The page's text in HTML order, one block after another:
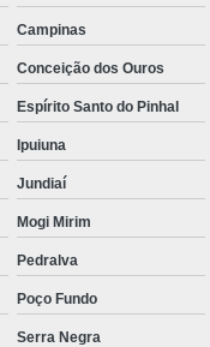
Campinas
Conceição dos Ouros
Espírito Santo do Pinhal
Ipuiuna
Jundiaí
Mogi Mirim
Pedralva
Poço Fundo
Serra Negra